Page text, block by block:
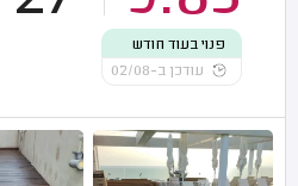
פנוי בעוד חודש
עודכן ב-02/08